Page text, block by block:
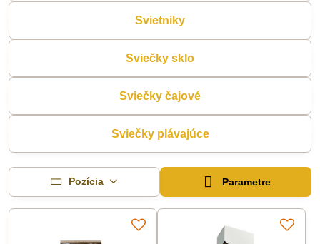
Svietniky
Sviečky sklo
Sviečky čajové
Sviečky plávajúce
Pozícia Parametre